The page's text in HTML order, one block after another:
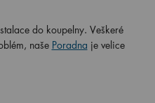
do koupelny. Veškeré
naše Poradna je velice